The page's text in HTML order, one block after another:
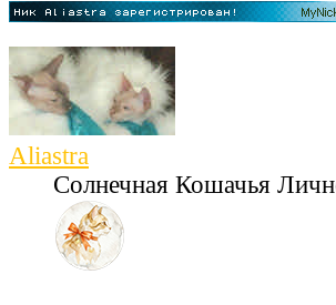
Aliastra
Солнечная Кошачья